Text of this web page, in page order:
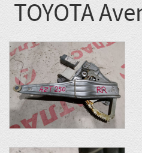
TOYOTA